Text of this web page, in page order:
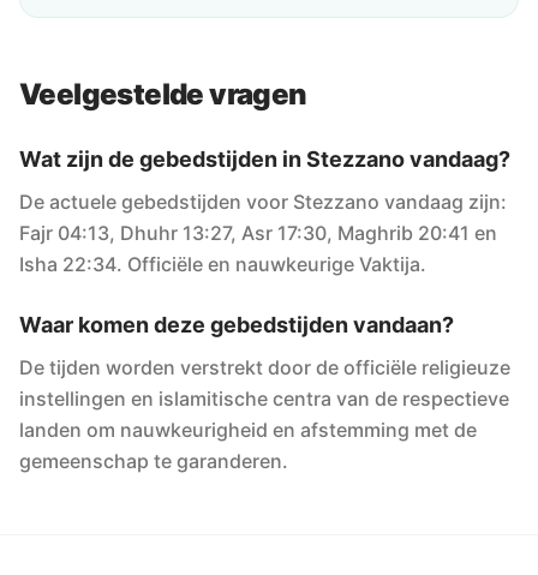
Veelgestelde vragen
Wat zijn de gebedstijden in Stezzano vandaag?
De actuele gebedstijden voor Stezzano vandaag zijn:
Fajr 04:13, Dhuhr 13:27, Asr 17:30, Maghrib 20:41 en
Isha 22:34. Officiële en nauwkeurige Vaktija.
Waar komen deze gebedstijden vandaan?
De tijden worden verstrekt door de officiële religieuze
instellingen en islamitische centra van de respectieve
landen om nauwkeurigheid en afstemming met de
gemeenschap te garanderen.